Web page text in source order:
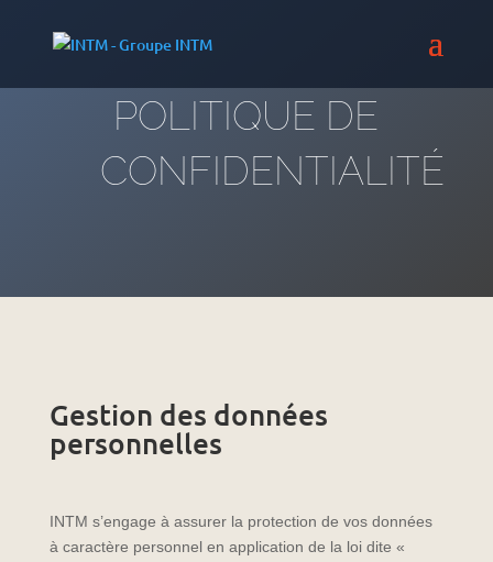
POLITIQUE DE
CONFIDENTIALITÉ
Gestion des données
personnelles
INTM s’engage à assurer la protection de vos données
à caractère personnel en application de la loi dite «